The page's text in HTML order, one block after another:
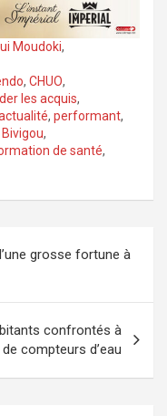
Moudoki,
, CHUO,
les acquis,
, performant,
,
de santé,
grosse fortune à
confrontés à
compteurs d’eau